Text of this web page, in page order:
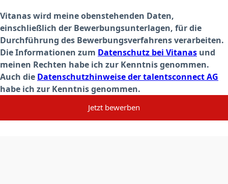
Vitanas wird meine obenstehenden Daten,
einschließlich der Bewerbungsunterlagen, für die
Durchführung des Bewerbungsverfahrens verarbeiten.
Die Informationen zum Datenschutz bei Vitanas und
meinen Rechten habe ich zur Kenntnis genommen.
Auch die Datenschutzhinweise der talentsconnect AG
habe ich zur Kenntnis genommen.
Jetzt bewerben